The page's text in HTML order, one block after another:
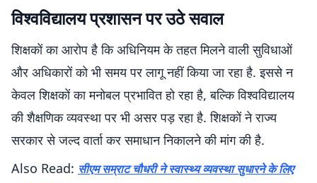
विश्वविद्यालय प्रशासन पर उठे सवाल
शिक्षकों का आरोप है कि अधिनियम के तहत मिलने वाली सुविधाओं
और अधिकारों को भी समय पर लागू नहीं किया जा रहा है. इससे न
केवल शिक्षकों का मनोबल प्रभावित हो रहा है, बल्कि विश्वविद्यालय
की शैक्षणिक व्यवस्था पर भी असर पड़ रहा है. शिक्षकों ने राज्य
सरकार से जल्द वार्ता कर समाधान निकालने की मांग की है.
Also Read: सीएम सम्राट चौधरी ने स्वास्थ्य व्यवस्था सुधारने के लिए